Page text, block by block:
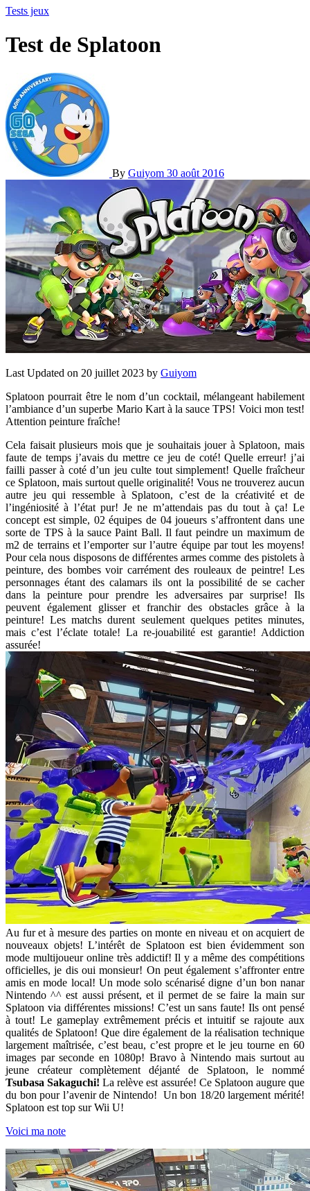
Tests jeux
Test de Splatoon
By Guiyom 30 août 2016
Last Updated on 20 juillet 2023 by Guiyom
Splatoon pourrait être le nom d’un cocktail, mélangeant habilement
l’ambiance d’un superbe Mario Kart à la sauce TPS! Voici mon test!
Attention peinture fraîche!
Cela faisait plusieurs mois que je souhaitais jouer à Splatoon, mais
faute de temps j’avais du mettre ce jeu de coté! Quelle erreur! j’ai
failli passer à coté d’un jeu culte tout simplement! Quelle fraîcheur
ce Splatoon, mais surtout quelle originalité! Vous ne trouverez aucun
autre jeu qui ressemble à Splatoon, c’est de la créativité et de
l’ingéniosité à l’état pur! Je ne m’attendais pas du tout à ça! Le
concept est simple, 02 équipes de 04 joueurs s’affrontent dans une
sorte de TPS à la sauce Paint Ball. Il faut peindre un maximum de
m2 de terrains et l’emporter sur l’autre équipe par tout les moyens!
Pour cela nous disposons de différentes armes comme des pistolets à
peinture, des bombes voir carrément des rouleaux de peintre! Les
personnages étant des calamars ils ont la possibilité de se cacher
dans la peinture pour prendre les adversaires par surprise! Ils
peuvent également glisser et franchir des obstacles grâce à la
peinture! Les matchs durent seulement quelques petites minutes,
mais c’est l’éclate totale! La re-jouabilité est garantie! Addiction
assurée!
Au fur et à mesure des parties on monte en niveau et on acquiert de
nouveaux objets! L’intérêt de Splatoon est bien évidemment son
mode multijoueur online très addictif! Il y a même des compétitions
officielles, je dis oui monsieur! On peut également s’affronter entre
amis en mode local! Un mode solo scénarisé digne d’un bon nanar
Nintendo ^^ est aussi présent, et il permet de se faire la main sur
Splatoon via différentes missions! C’est un sans faute! Ils ont pensé
à tout! Le gameplay extrêmement précis et intuitif se rajoute aux
qualités de Splatoon! Que dire également de la réalisation technique
largement maîtrisée, c’est beau, c’est propre et le jeu tourne en 60
images par seconde en 1080p! Bravo à Nintendo mais surtout au
jeune créateur complètement déjanté de Splatoon, le nommé
Tsubasa Sakaguchi!La relève est assurée! Ce Splatoon augure que
du bon pour l’avenir de Nintendo! Un bon 18/20 largement mérité!
Splatoon est top sur Wii U!
Voici ma note